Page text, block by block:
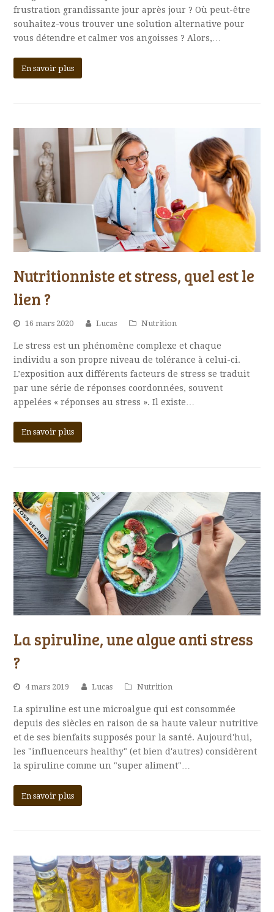
frustration grandissante jour après jour ? Où peut-être
souhaitez-vous trouver une solution alternative pour
vous détendre et calmer vos angoisses ? Alors,…
En savoir plus
Nutritionniste et stress, quel est le
lien ?
16 mars 2020 Lucas Nutrition
Le stress est un phénomène complexe et chaque
individu a son propre niveau de tolérance à celui-ci.
L’exposition aux différents facteurs de stress se traduit
par une série de réponses coordonnées, souvent
appelées « réponses au stress ». Il existe…
En savoir plus
La spiruline, une algue anti stress
?
4 mars 2019 Lucas Nutrition
La spiruline est une microalgue qui est consommée
depuis des siècles en raison de sa haute valeur nutritive
et de ses bienfaits supposés pour la santé. Aujourd'hui,
les "influenceurs healthy" (et bien d'autres) considèrent
la spiruline comme un "super aliment"…
En savoir plus